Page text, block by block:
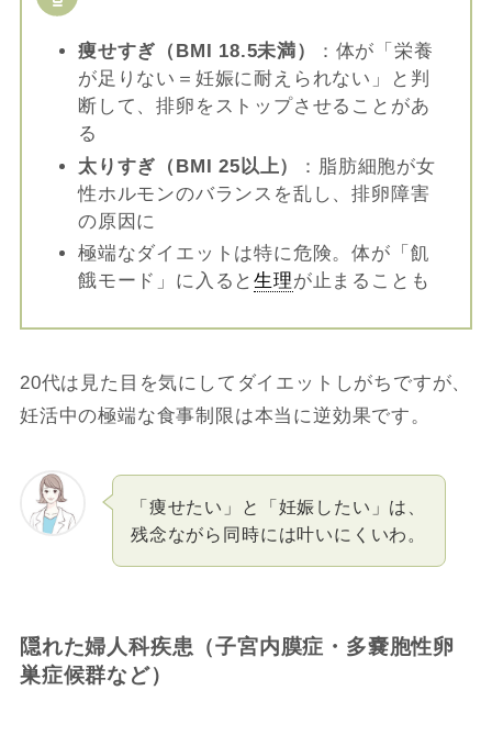
痩せすぎ（BMI 18.5未満）
：体が「栄養
が足りない＝妊娠に耐えられない」と判
断して、排卵をストップさせることがあ
る
太りすぎ（BMI 25以上）
：脂肪細胞が女
性ホルモンのバランスを乱し、排卵障害
の原因に
極端なダイエットは特に危険。体が「飢
餓モード」に入ると生理が止まることも
20代は見た目を気にしてダイエットしがちですが、
妊活中の極端な食事制限は本当に逆効果です。
「痩せたい」と「妊娠したい」は、
残念ながら同時には叶いにくいわ。
隠れた婦人科疾患（子宮内膜症・多嚢胞性卵
巣症候群など）